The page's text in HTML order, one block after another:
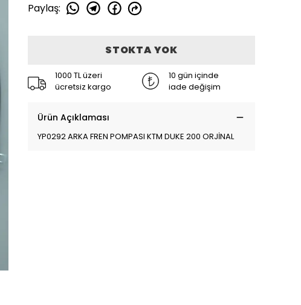
Paylaş:
STOKTA YOK
1000 TL üzeri
ücretsiz kargo
10 gün içinde
iade değişim
Ürün Açıklaması
YP0292 ARKA FREN POMPASI KTM DUKE 200 ORJİNAL